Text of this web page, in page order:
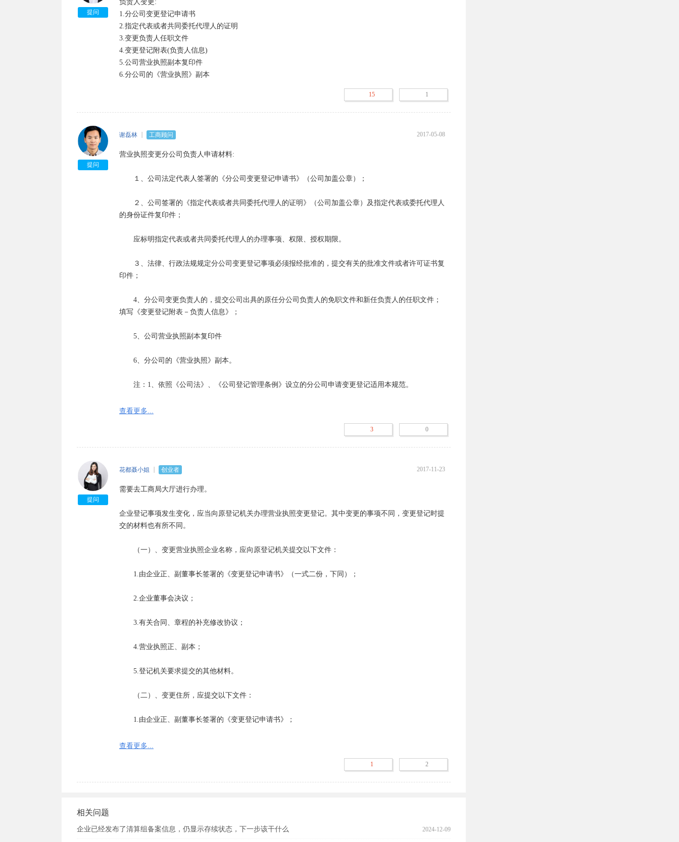
1.由企业正、副董事长签署的《变更登记申请书》；
2.董事会决议；
3.合同、章程的补充修改协议及原审批机关的批准文件及换发的新批准证书；
（四）、增加营业执照注册资本或变更营业执照经营期限的变更登记，应提交以下文件：
3.原有注册资本已出齐的验资报告（未出调整注册资本的除外）；
4.合同、章程的补充修改协议及原审批机关的批准文件及换发的新批准证书；
5.营业执照正、副本；
（五）、减少（指未出调整的）注册资本的变更登记，应提交以下文件：
1.由企业董事长签署的减少营业执照注册资本的申请书；
2.由企业正、副董事长签署的《变更登记申请书》；
3.董事会一致通过的决议；
4.合同、章程的补充修改协议及原审批机关的批准文件及换发的新批准证书；
（六）、公司更名，首先拿上董事会（股东会）决议、公司章程修正案等资料，到工商局办理营业执
身份证等资料，办理组织机构代码证的变更。
2、带上变更后的营业执照、组织机构代码证、税务登记证、公章等资料，办理税务登记证的变更。
3、带上以上变更的证件，办理基本户开户许可证、贷款证、各种资质证等证件的变更。
注意：一个月内必须要办理变更，不然要罚款的
办理组织机构代码变更需要携带营业执照副本原件，公章，如果变更法人代表，需要提供新法人代表
正副本原件，IC卡。
变更税务登记需要携带税务登记证正副本，组织机构代码证副本复印件，营业执照副本原件，企业公
证复印件，公司新章程，变更地址需要携带新章程及新的租赁协议即可，公司公章一定要带上。
提问
负责人变更:
1.分公司变更登记申请书
2.指定代表或者共同委托代理人的证明
3.变更负责人任职文件
4.变更登记附表(负责人信息)
5.公司营业执照副本复印件
6.分公司的《营业执照》副本
15 1
提问
谢磊林 工商顾问 2017-05-08
营业执照变更分公司负责人申请材料:
１、公司法定代表人签署的《分公司变更登记申请书》（公司加盖公章）；
２、公司签署的《指定代表或者共同委托代理人的证明》（公司加盖公章）及指定代表或委托代理人
的身份证件复印件；
应标明指定代表或者共同委托代理人的办理事项、权限、授权期限。
３、法律、行政法规规定分公司变更登记事项必须报经批准的，提交有关的批准文件或者许可证书复
印件；
4、分公司变更负责人的，提交公司出具的原任分公司负责人的免职文件和新任负责人的任职文件；
填写《变更登记附表－负责人信息》；
5、公司营业执照副本复印件
6、分公司的《营业执照》副本。
注：1、依照《公司法》、《公司登记管理条例》设立的分公司申请变更登记适用本规范。
2、《分公司变更登记申请书》、《指定代表或者共同委托代理人的证明》、《变更登记附表－负责
3、提交的申请书与其它申请材料应当使用A4型纸。
以上各项未注明提交复印件的，应当提交原件；提交复印件的，应当注明“与原件一致”并由公司签
收起
查看更多...
3 0
提问
花都聂小姐 创业者 2017-11-23
需要去工商局大厅进行办理。
企业登记事项发生变化，应当向原登记机关办理营业执照变更登记。其中变更的事项不同，变更登记时提
交的材料也有所不同。
（一）、变更营业执照企业名称，应向原登记机关提交以下文件：
1.由企业正、副董事长签署的《变更登记申请书》（一式二份，下同）；
2.企业董事会决议；
3.有关合同、章程的补充修改协议；
4.营业执照正、副本；
5.登记机关要求提交的其他材料。
（二）、变更住所，应提交以下文件：
1.由企业正、副董事长签署的《变更登记申请书》；
2.董事会决议；
查看更多...
1 2
相关问题
企业已经发布了清算组备案信息，仍显示存续状态，下一步该干什么 2024-12-09